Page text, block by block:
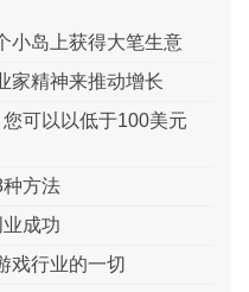
小岛上获得大笔生意
家精神来推动增长
可以以低于100美元
方法
成功
戏行业的一切